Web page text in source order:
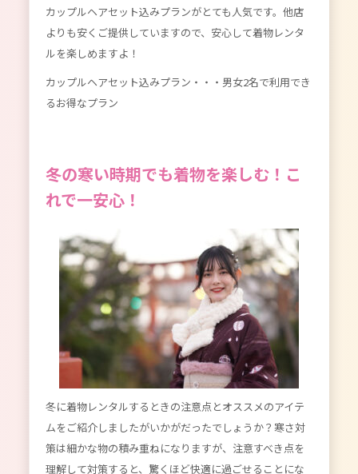
カップルヘアセット込みプランがとても人気です。他店
よりも安くご提供していますので、安心して着物レンタ
ルを楽しめますよ！
カップルヘアセット込みプラン ・・・男女2名で利用でき
るお得なプラン
冬の寒い時期でも着物を楽しむ！こ
れで一安心！
冬に着物レンタルするときの注意点とオススメのアイテ
ムをご紹介しましたがいかがだったでしょうか？寒さ対
策は細かな物の積み重ねになりますが、注意すべき点を
理解して対策すると、驚くほど快適に過ごせることにな